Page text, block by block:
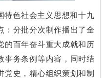
特色社会主义思想和十九
：分批分次制作播出了全
的百年奋斗重大成就和历
事务条例等内容，同时结
党史，精心组织策划和制